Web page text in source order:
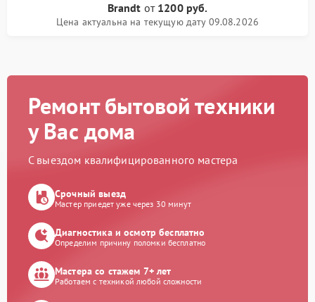
Brandt от 1200 руб.
Цена актуальна на текущую дату 09.08.2026
Ремонт бытовой техники
у Вас дома
С выездом квалифицированного мастера
Срочный выезд
Мастер приедет уже через 30 минут
Диагностика и осмотр бесплатно
Определим причину поломки бесплатно
Мастера со стажем 7+ лет
Работаем с техникой любой сложности